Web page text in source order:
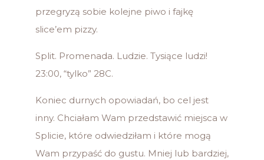
przegryzą sobie kolejne piwo i fajkę
slice’em pizzy.
Split. Promenada. Ludzie. Tysiące ludzi!
23:00, “tylko” 28C.
Koniec durnych opowiadań, bo cel jest
inny. Chciałam Wam przedstawić miejsca w
Splicie, które odwiedziłam i które mogą
Wam przypaść do gustu. Mniej lub bardziej,